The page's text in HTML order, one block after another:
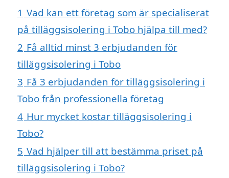
1 Vad kan ett företag som är specialiserat
på tilläggsisolering i Tobo hjälpa till med?
2 Få alltid minst 3 erbjudanden för
tilläggsisolering i Tobo
3 Få 3 erbjudanden för tilläggsisolering i
Tobo från professionella företag
4 Hur mycket kostar tilläggsisolering i
Tobo?
5 Vad hjälper till att bestämma priset på
tilläggsisolering i Tobo?